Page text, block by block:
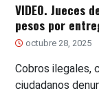
VIDEO. Jueces
pesos por
octubre 28, 2025
Cobros ilegales,
ciudadanos